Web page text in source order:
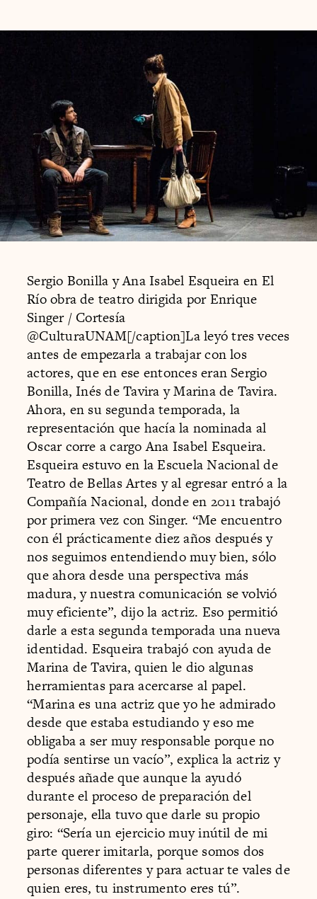
Sergio Bonilla y Ana Isabel Esqueira en El
Río obra de teatro dirigida por Enrique
Singer / Cortesía
@CulturaUNAM[/caption]La leyó tres veces
antes de empezarla a trabajar con los
actores, que en ese entonces eran Sergio
Bonilla, Inés de Tavira y Marina de Tavira.
Ahora, en su segunda temporada, la
representación que hacía la nominada al
Oscar corre a cargo Ana Isabel Esqueira.
Esqueira estuvo en la Escuela Nacional de
Teatro de Bellas Artes y al egresar entró a la
Compañía Nacional, donde en 2011 trabajó
por primera vez con Singer. “Me encuentro
con él prácticamente diez años después y
nos seguimos entendiendo muy bien, sólo
que ahora desde una perspectiva más
madura, y nuestra comunicación se volvió
muy eficiente”, dijo la actriz. Eso permitió
darle a esta segunda temporada una nueva
identidad. Esqueira trabajó con ayuda de
Marina de Tavira, quien le dio algunas
herramientas para acercarse al papel.
“Marina es una actriz que yo he admirado
desde que estaba estudiando y eso me
obligaba a ser muy responsable porque no
podía sentirse un vacío”, explica la actriz y
después añade que aunque la ayudó
durante el proceso de preparación del
personaje, ella tuvo que darle su propio
giro: “Sería un ejercicio muy inútil de mi
parte querer imitarla, porque somos dos
personas diferentes y para actuar te vales de
quien eres, tu instrumento eres tú”.